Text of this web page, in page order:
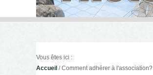
Vous êtes ici :
Accueil / Comment adhérer à l'association?